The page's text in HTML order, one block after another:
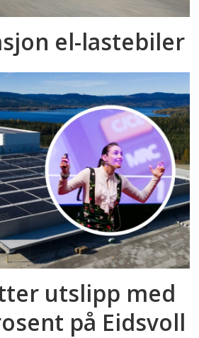
el-lastebiler
utslipp med
på Eidsvoll